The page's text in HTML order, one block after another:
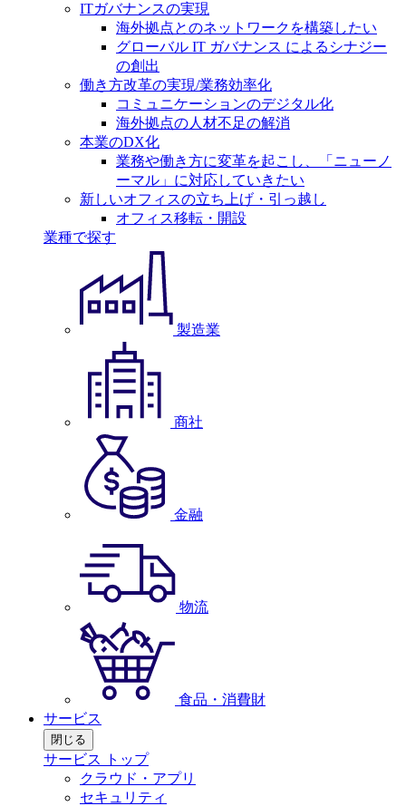
ITガバナンスの実現
海外拠点とのネットワークを構築したい
グローバル IT ガバナンス によるシナジー
の創出
働き方改革の実現/業務効率化
コミュニケーションのデジタル化
海外拠点の人材不足の解消
本業のDX化
業務や働き方に変革を起こし、「ニューノ
ーマル」に対応していきたい
新しいオフィスの立ち上げ・引っ越し
オフィス移転・開設
業種で探す
製造業
商社
金融
物流
食品・消費財
サービス
閉じる
サービス トップ
クラウド・アプリ
セキュリティ